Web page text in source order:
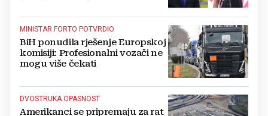
MINISTAR FORTO POTVRDIO
BiH ponudila rješenje Europskoj
komisiji: Profesionalni vozači ne
mogu više čekati
DVOSTRUKA OPASNOST
Amerikanci se pripremaju za rat